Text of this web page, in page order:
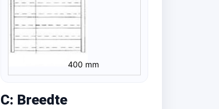
400 mm
C: Breedte